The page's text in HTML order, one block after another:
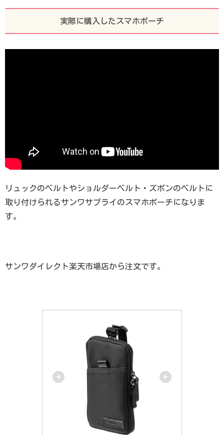
実際に購入したスマホポーチ
リュックのベルトやショルダーベルト・ズボンのベルトに
取り付けられるサンワサプライのスマホポーチになりま
す。
サンワダイレクト楽天市場店から注文です。